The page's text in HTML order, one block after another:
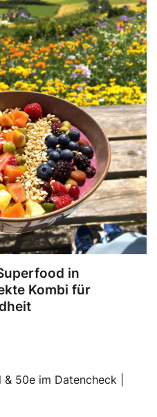
in
Kombi für